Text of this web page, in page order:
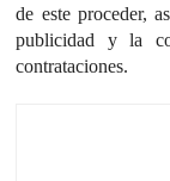
de este proceder,
publicidad y la
contrataciones.